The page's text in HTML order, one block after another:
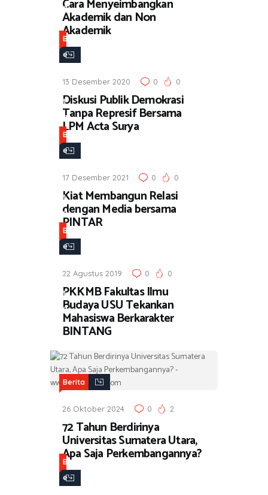
a
Cara Menyeimbangkan
Akademik dan Non
Akademik
B
e
i
t
a
13 Desember 2020 0 0
Diskusi Publik Demokrasi
Tanpa Represif Bersama
LPM Acta Surya
B
e
i
t
a
17 Desember 2021 0 0
Kiat Membangun Relasi
dengan Media bersama
PINTAR
B
e
i
t
a
22 Agustus 2019 0 0
PKKMB Fakultas Ilmu
Budaya USU Tekankan
Mahasiswa Berkarakter
BINTANG
Berita
26 Oktober 2024 0 2
72 Tahun Berdirinya
Universitas Sumatera Utara,
Apa Saja Perkembangannya?
B
e